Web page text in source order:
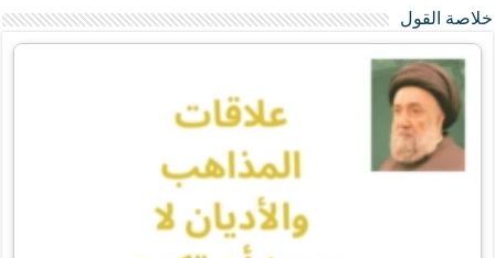
خلاصة القول